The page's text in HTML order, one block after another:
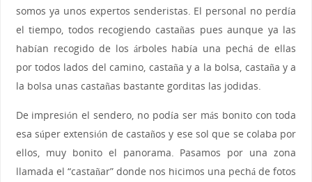
somos ya unos expertos senderistas. El personal no perdía
el tiempo, todos recogiendo castañas pues aunque ya las
habían recogido de los árboles había una pechá de ellas
por todos lados del camino, castaña y a la bolsa, castaña y a
la bolsa unas castañas bastante gorditas las jodidas.
De impresión el sendero, no podía ser más bonito con toda
esa súper extensión de castaños y ese sol que se colaba por
ellos, muy bonito el panorama. Pasamos por una zona
llamada el “castañar” donde nos hicimos una pechá de fotos